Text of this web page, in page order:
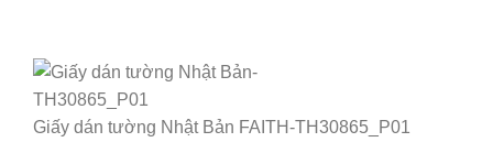
Giấy dán tường Nhật Bản FAITH-TH30865_P01